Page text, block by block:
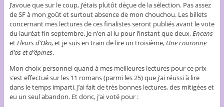
J’avoue que sur le coup, j’étais plutôt déçue de la sélection. Pas assez
de SF à mon goût et surtout absence de mon chouchou. Les billets
concernant mes lectures de ces finalistes seront publiés avant le vote
du lauréat fin septembre. Je n’en ai lu pour l’instant que deux,Encens
etFleurs d’Oko, et je suis en train de lire un troisième, Une couronne
d’os et d’épines.
Mon choix personnel quand à mes meilleures lectures pour ce prix
s’est effectué sur les 11 romans (parmi les 25) que j’ai réussi à lire
dans le temps imparti. J’ai fait de très bonnes lectures, des mitigées et
eu un seul abandon. Et donc, j’ai voté pour :